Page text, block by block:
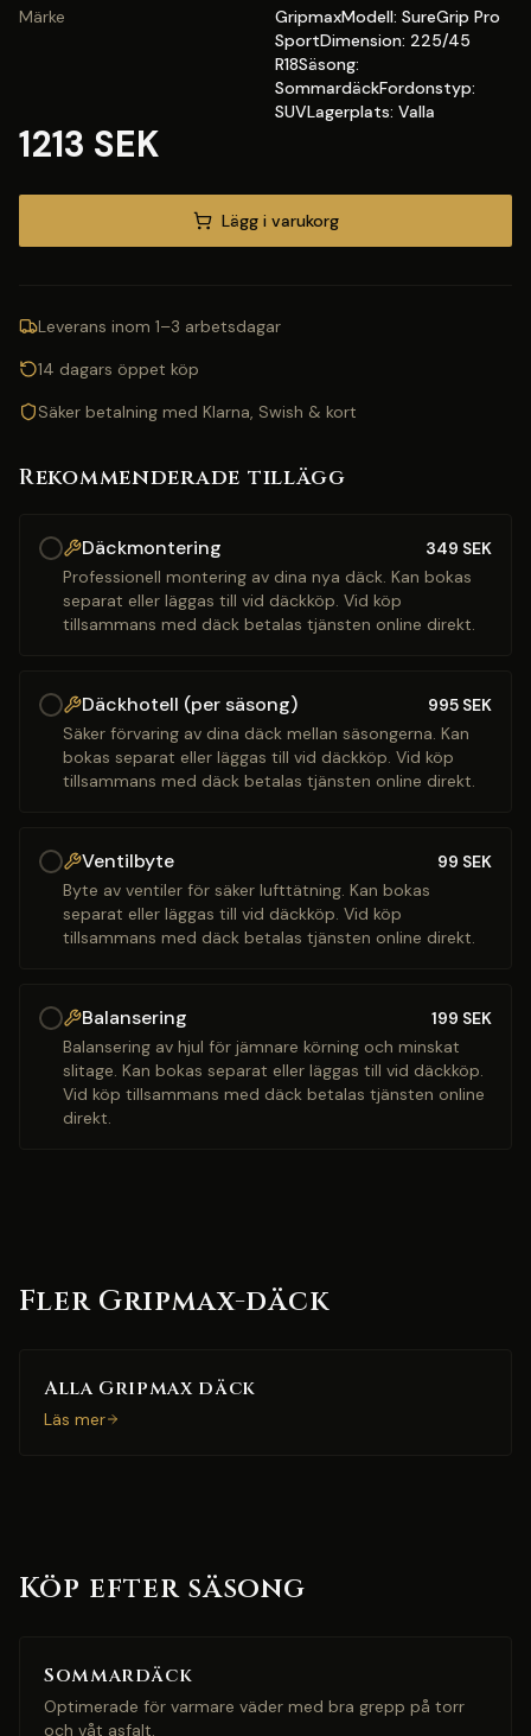
Märke
GripmaxModell: SureGrip Pro
SportDimension: 225/45
R18Säsong:
SommardäckFordonstyp:
SUVLagerplats: Valla
1213 SEK
Lägg i varukorg
Leverans inom 1–3 arbetsdagar
14 dagars öppet köp
Säker betalning med Klarna, Swish & kort
Rekommenderade tillägg
Däckmontering 349 SEK
Professionell montering av dina nya däck. Kan bokas
separat eller läggas till vid däckköp. Vid köp
tillsammans med däck betalas tjänsten online direkt.
Däckhotell (per säsong) 995 SEK
Säker förvaring av dina däck mellan säsongerna. Kan
bokas separat eller läggas till vid däckköp. Vid köp
tillsammans med däck betalas tjänsten online direkt.
Ventilbyte 99 SEK
Byte av ventiler för säker lufttätning. Kan bokas
separat eller läggas till vid däckköp. Vid köp
tillsammans med däck betalas tjänsten online direkt.
Balansering 199 SEK
Balansering av hjul för jämnare körning och minskat
slitage. Kan bokas separat eller läggas till vid däckköp.
Vid köp tillsammans med däck betalas tjänsten online
direkt.
Fler Gripmax-däck
Alla Gripmax däck
Läs mer
Köp efter säsong
Sommardäck
Optimerade för varmare väder med bra grepp på torr
och våt asfalt.